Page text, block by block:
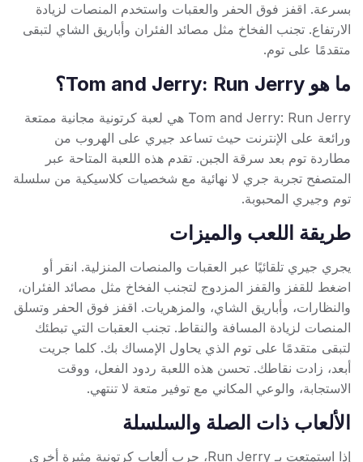
بسرعة. اقفز فوق الحفر والعقبات واستخدم المنصات لزيادة
الارتفاع. تجنب الفخاخ مثل مصائد الفئران وأباريق الشاي لتبقى
متقدمًا على توم.
ما هو Tom and Jerry: Run Jerry؟
Tom and Jerry: Run Jerry هي لعبة كرتونية مجانية ممتعة
ورائعة على الإنترنت حيث تساعد جيري على الهروب من
مطاردة توم بعد سرقة الجبن. تقدم هذه اللعبة المتاحة عبر
المتصفح تجربة جري لا نهائية مع شخصيات كلاسيكية من سلسلة
توم وجيري المحبوبة.
طريقة اللعب والميزات
يجري جيري تلقائيًا عبر العقبات والمنصات المنزلية. انقر أو
اضغط للقفز والقفز المزدوج لتجنب الفخاخ مثل مصائد الفئران،
والنظارات، وأباريق الشاي، والمزهريات. اقفز فوق الحفر وتسلق
المنصات لزيادة المسافة والنقاط. تجنب العقبات التي تبطئك
لتبقى متقدمًا على توم الذي يحاول الإمساك بك. كلما جريت
أبعد، زادت نقاطك. تحسن هذه اللعبة ردود الفعل، ووقت
الاستجابة، والوعي المكاني مع توفير متعة لا تنتهي.
الألعاب ذات الصلة والسلسلة
إذا استمتعت بـ Run Jerry، جرب ألعاب كرتونية مثيرة أخرى